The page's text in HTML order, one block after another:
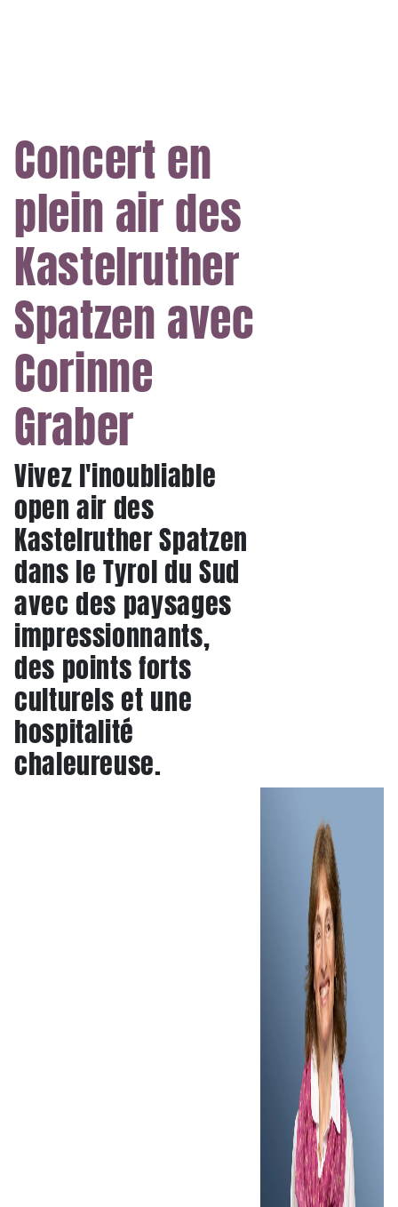
Concert en
plein air des
Kastelruther
Spatzen avec
Corinne
Graber
Vivez l'inoubliable
open air des
Kastelruther Spatzen
dans le Tyrol du Sud
avec des paysages
impressionnants,
des points forts
culturels et une
hospitalité
chaleureuse.